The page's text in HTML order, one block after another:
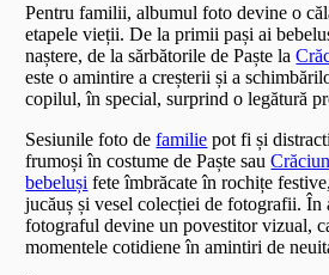
Pentru familii, albumul foto devine o
etapele vieții. De la primii pași ai
naștere, de la sărbătorile de Paște la
este o amintire a creșterii și a
copilul, în special, surprind o legătură
Sesiunile foto defamilie pot fi și
frumoși în costume de Paște sauCrăciun
bebeluși fete îmbrăcate în rochițe
jucăuș și vesel colecției de fotografii. În
fotograful devine un povestitor vizual,
momentele cotidiene în amintiri de